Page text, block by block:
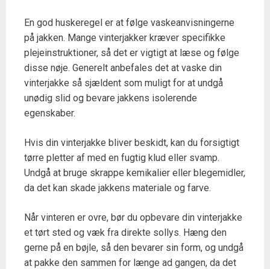
En god huskeregel er at følge vaskeanvisningerne
på jakken. Mange vinterjakker kræver specifikke
plejeinstruktioner, så det er vigtigt at læse og følge
disse nøje. Generelt anbefales det at vaske din
vinterjakke så sjældent som muligt for at undgå
unødig slid og bevare jakkens isolerende
egenskaber.
Hvis din vinterjakke bliver beskidt, kan du forsigtigt
tørre pletter af med en fugtig klud eller svamp.
Undgå at bruge skrappe kemikalier eller blegemidler,
da det kan skade jakkens materiale og farve.
Når vinteren er ovre, bør du opbevare din vinterjakke
et tørt sted og væk fra direkte sollys. Hæng den
gerne på en bøjle, så den bevarer sin form, og undgå
at pakke den sammen for længe ad gangen, da det